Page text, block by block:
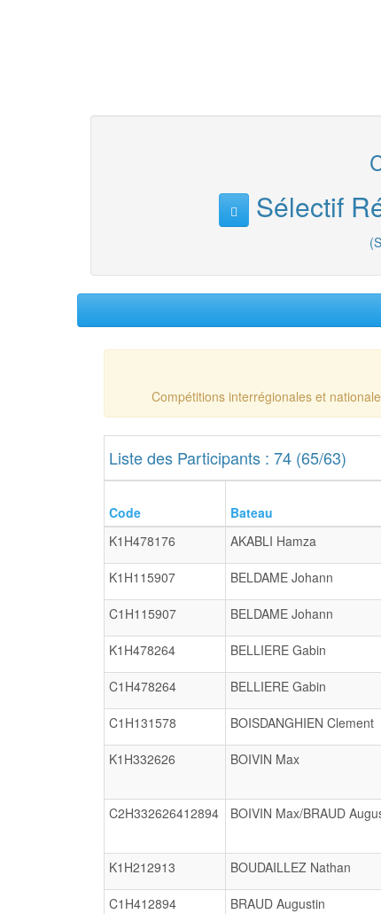
Sélectif
Compétitions interrégionales et
Liste des Participants : 74 (65/63)
Code Bateau
K1H478176
AKABLI Hamza
K1H115907 BELDAME Johann
C1H115907 BELDAME Johann
K1H478264 BELLIERE Gabin
C1H478264 BELLIERE Gabin
C1H131578 BOISDANGHIEN Clement
K1H332626 BOIVIN Max
C2H332626412894 BOIVIN Max/BRAUD
K1H212913 BOUDAILLEZ Nathan
C1H412894 BRAUD Augustin